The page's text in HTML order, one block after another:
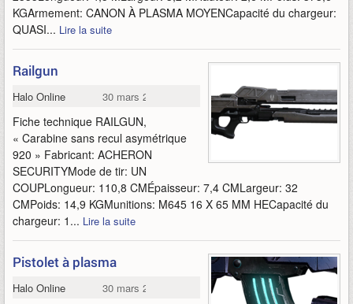
KGArmement: CANON À PLASMA MOYENCapacité du chargeur:
QUASI... Lire la suite
Railgun
Halo Online 30 mars 2015
Fiche technique RAILGUN,
« Carabine sans recul asymétrique
920 » Fabricant: ACHERON
SECURITYMode de tir: UN
COUPLongueur: 110,8 CMÉpaisseur: 7,4 CMLargeur: 32
CMPoids: 14,9 KGMunitions: M645 16 X 65 MM HECapacité du
chargeur: 1... Lire la suite
Pistolet à plasma
Halo Online 30 mars 2015